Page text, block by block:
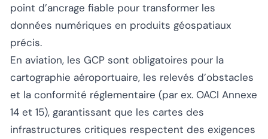
point d’ancrage fiable pour transformer les
données numériques en produits géospatiaux
précis.
En aviation, les GCP sont obligatoires pour la
cartographie aéroportuaire, les relevés d’obstacles
et la conformité réglementaire (par ex. OACI Annexe
14 et 15), garantissant que les cartes des
infrastructures critiques respectent des exigences